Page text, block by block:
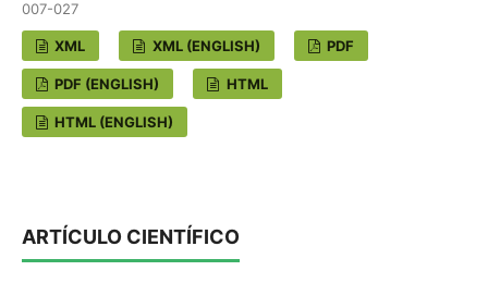
007-027
XML XML (ENGLISH) PDF
PDF (ENGLISH) HTML
HTML (ENGLISH)
ARTÍCULO CIENTÍFICO